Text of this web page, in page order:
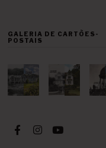
GALERIA DE CARTÕES-
POSTAIS